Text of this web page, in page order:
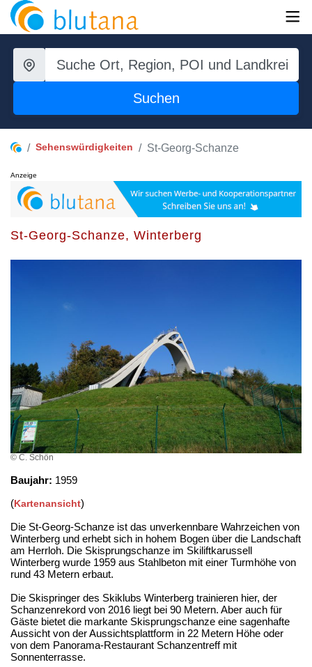
Suchen
Sehenswürdigkeiten St-Georg-Schanze
Anzeige
St-Georg-Schanze, Winterberg
© C. Schön
Baujahr: 1959
(Kartenansicht)
Die St-Georg-Schanze ist das unverkennbare Wahrzeichen von
Winterberg und erhebt sich in hohem Bogen über die Landschaft
am Herrloh. Die Skisprungschanze im Skiliftkarussell
Winterberg wurde 1959 aus Stahlbeton mit einer Turmhöhe von
rund 43 Metern erbaut.
Die Skispringer des Skiklubs Winterberg trainieren hier, der
Schanzenrekord von 2016 liegt bei 90 Metern. Aber auch für
Gäste bietet die markante Skisprungschanze eine sagenhafte
Aussicht von der Aussichtsplattform in 22 Metern Höhe oder
von dem Panorama-Restaurant Schanzentreff mit
Sonnenterrasse.